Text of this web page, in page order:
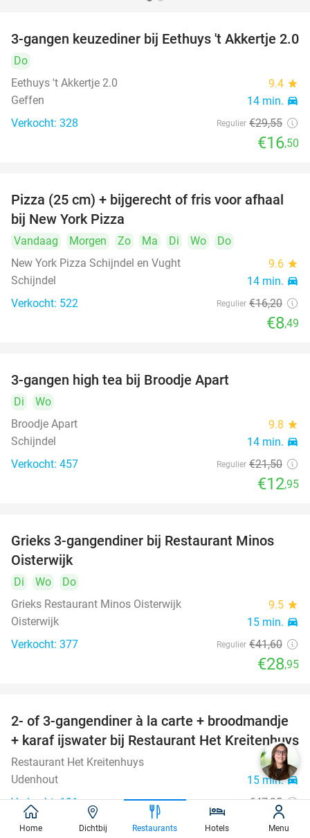
44%
3-gangen keuzediner bij Eethuys 't Akkertje 2.0
Do
Eethuys 't Akkertje 2.0
9.4 star
Geffen 14 min. directions_car
Verkocht: 328 Regulier €29,55
€16,50
48%
Pizza (25 cm) + bijgerecht of fris voor afhaal
bij New York Pizza
Vandaag Morgen Zo Ma Di Wo
Do
New York Pizza Schijndel en Vught
9.6 star
Schijndel 14 min. directions_car
Verkocht: 522 Regulier €16,20
€8,49
3-gangen high tea bij Broodje Apart
Di
Wo
Broodje Apart
9.8 star
Schijndel 14 min. directions_car
Verkocht: 457 Regulier €21,50
€12,95
30%
Grieks 3-gangendiner bij Restaurant Minos
Oisterwijk
Di Wo
Do
Grieks Restaurant Minos Oisterwijk
9.5 star
Oisterwijk 15 min. directions_car
Verkocht: 377 Regulier €41,60
€28,95
38%
2- of 3-gangendiner à la carte + broodmandje
+ karaf ijswater bij Restaurant Het Kreitenhuys
Restaurant Het Kreitenhuys 9.3star
Udenhout 15 min.directions_car
Verkocht: 191 Regulier €47,35
€29
Home Dichtbij Restaurants Hotels Menu